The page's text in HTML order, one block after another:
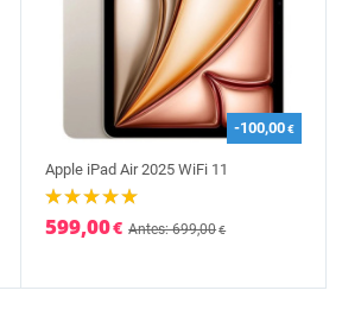
-100,00€
Apple iPad Air 2025 WiFi 11
599,00€ Antes: 699,00€